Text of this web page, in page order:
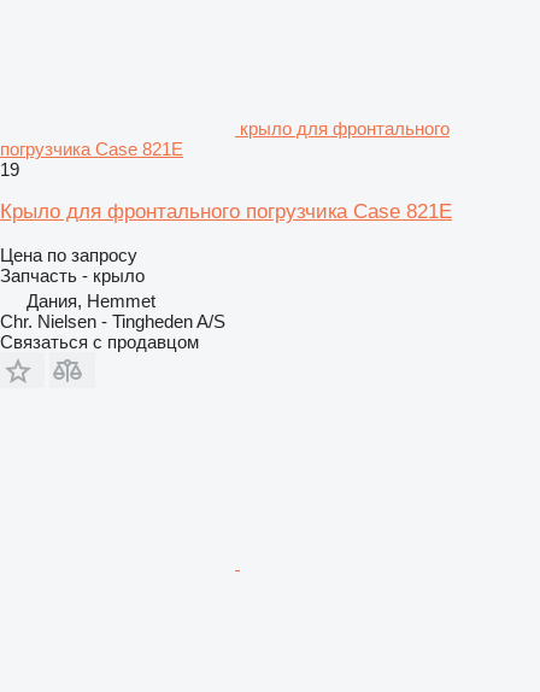
крыло для фронтального
погрузчика Case 821E
19
Крыло для фронтального погрузчика Case 821E
Цена по запросу
Запчасть - крыло
Дания, Hemmet
Chr. Nielsen - Tingheden A/S
Связаться с продавцом